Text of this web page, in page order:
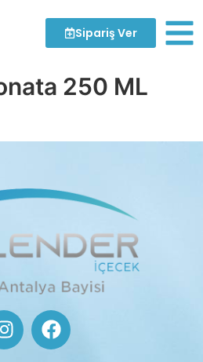
Sipariş Ver
250 ML